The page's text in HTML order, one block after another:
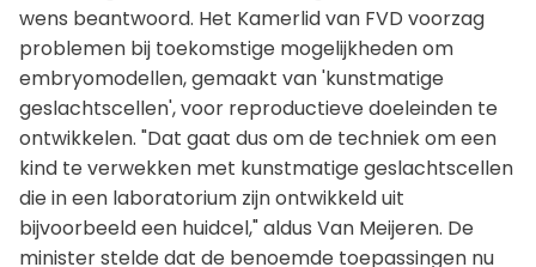
wens beantwoord. Het Kamerlid van FVD voorzag
problemen bij toekomstige mogelijkheden om
embryomodellen, gemaakt van 'kunstmatige
geslachtscellen', voor reproductieve doeleinden te
ontwikkelen. "Dat gaat dus om de techniek om een
kind te verwekken met kunstmatige geslachtscellen
die in een laboratorium zijn ontwikkeld uit
bijvoorbeeld een huidcel," aldus Van Meijeren. De
minister stelde dat de benoemde toepassingen nu